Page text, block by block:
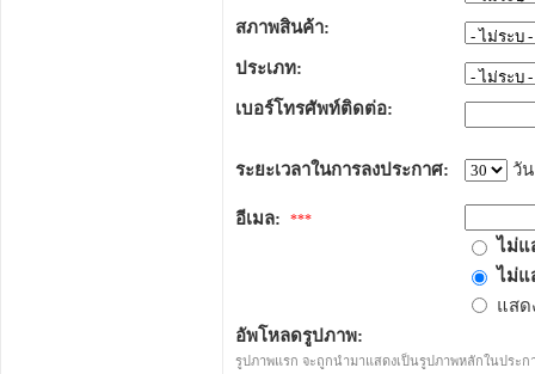
สภาพสินค้า:
ประเภท:
เบอร์โทรศัพท์ติดต่อ:
ระยะเวลาในการลงประกาศ: วัน
อีเมล: ***
ไม่แ
ไม่แ
แสด
อัพโหลดรูปภาพ:
รูปภาพแรก จะถูกนำมาแสดงเป็นรูปภาพหลักในประ